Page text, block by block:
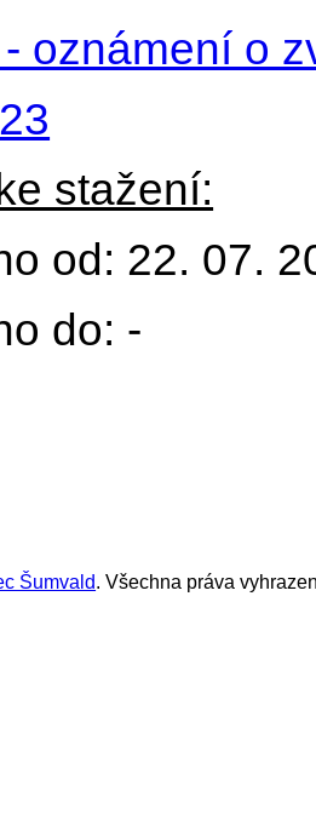
oznámení o
stažení:
od: 22. 07.
do: -
Šumvald. Všechna práva